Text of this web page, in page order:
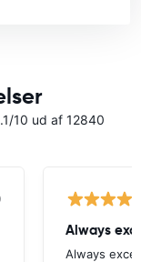
10 ud af 12840
Always
Always